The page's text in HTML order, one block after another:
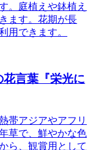
。庭植えや鉢植え
ます。花期が長
用できます。
花言葉『栄光に
帯アジアやアフリ
草で、鮮やかな色
ら、観賞用として